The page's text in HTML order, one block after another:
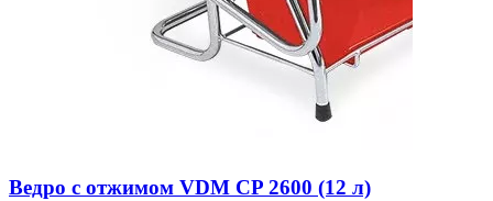
Ведро с отжимом VDM CP 2600 (12 л)